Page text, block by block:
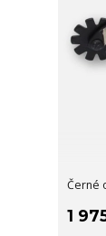
Černé
1